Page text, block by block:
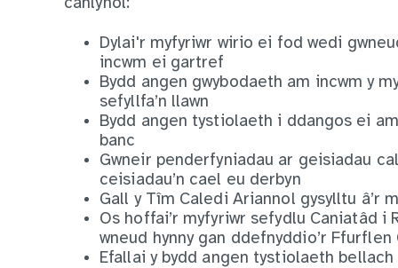
Dylai'r myfyriwr wirio ei fod wedi
incwm ei gartref
Bydd angen gwybodaeth am incwm y
sefyllfa’n llawn
Bydd angen tystiolaeth i ddangos ei
banc
Gwneir penderfyniadau ar geisiadau
ceisiadau’n cael eu derbyn
Gall y Tîm Caledi Ariannol gysylltu â’r
Os hoffai’r myfyriwr sefydlu Caniatâd
wneud hynny gan ddefnyddio’r
Efallai y bydd angen tystiolaeth